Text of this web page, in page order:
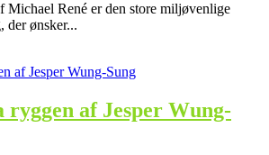
Michael René er den store miljøvenlige
der ønsker...
ryggen af Jesper Wung-